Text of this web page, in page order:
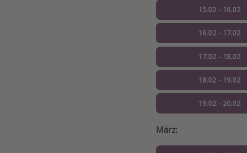
15.02 - 16.02
16.02 - 17.02
17.02 - 18.02
18.02 - 19.02
19.02 - 20.02
März: